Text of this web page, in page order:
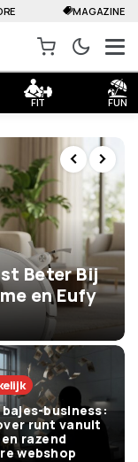
FIT FUN
MAGAZINE
Beter Bij
en Eufy
bajes-business:
runt vanuit
razend
webshop